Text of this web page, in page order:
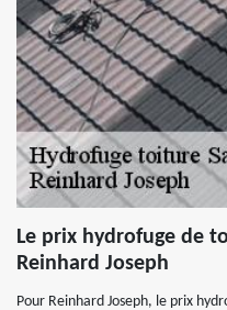
Le prix hydrofuge de
Reinhard Joseph
Pour Reinhard Joseph, le prix